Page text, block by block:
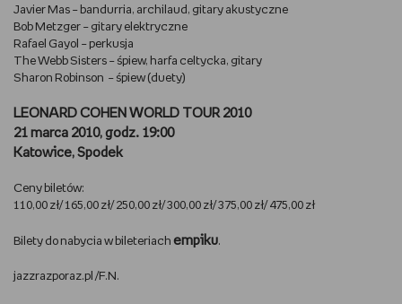
POD PATRONATEM EMPIKU
Javier Mas – bandurria, archilaud, gitary akustyczne
Bob Metzger – gitary elektryczne
Rafael Gayol – perkusja
The Webb Sisters – śpiew, harfa celtycka, gitary
Sharon Robinson – śpiew (duety)
LEONARD COHEN WORLD TOUR 2010
21 marca 2010, godz. 19:00
Katowice, Spodek
Ceny biletów:
110,00 zł/ 165,00 zł/ 250,00 zł/ 300,00 zł/ 375,00 zł/ 475,00 zł
Bilety do nabycia w bileteriach empiku.
jazzrazporaz.pl /F.N.